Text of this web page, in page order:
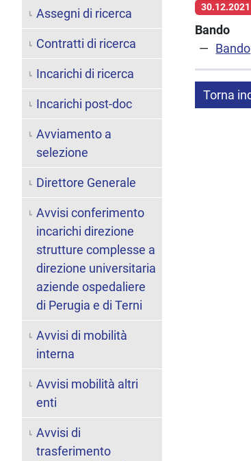
30.12.2021
Bando
Bando
Torna
Assegni di ricerca
Contratti di ricerca
Incarichi di ricerca
Incarichi post-doc
Avviamento a
selezione
Direttore Generale
Avvisi conferimento
incarichi direzione
strutture complesse a
direzione universitaria
aziende ospedaliere
di Perugia e di Terni
Avvisi di mobilità
interna
Avvisi mobilità altri
enti
Avvisi di
trasferimento